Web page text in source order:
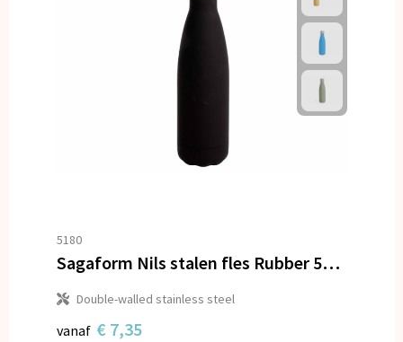
5180
Sagaform Nils stalen fles Rubber 500ml
Double-walled stainless steel
vanaf € 7,35